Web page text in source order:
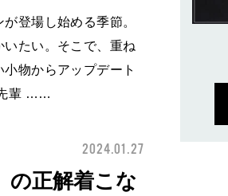
登場し始める季節。
たい。そこで、重ね
物からアップデート
先輩 ……
2024.01.27
の正解着こな